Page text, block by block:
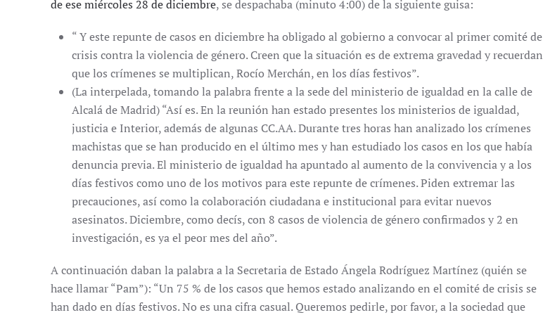
de ese miércoles 28 de diciembre, se despachaba (minuto 4:00) de la siguiente guisa:
“ Y este repunte de casos en diciembre ha obligado al gobierno a convocar al primer comité de
crisis contra la violencia de género. Creen que la situación es de extrema gravedad y recuerdan
que los crímenes se multiplican, Rocío Merchán, en los días festivos”.
(La interpelada, tomando la palabra frente a la sede del ministerio de igualdad en la calle de
Alcalá de Madrid) “Así es. En la reunión han estado presentes los ministerios de igualdad,
justicia e Interior, además de algunas CC.AA. Durante tres horas han analizado los crímenes
machistas que se han producido en el último mes y han estudiado los casos en los que había
denuncia previa. El ministerio de igualdad ha apuntado al aumento de la convivencia y a los
días festivos como uno de los motivos para este repunte de crímenes. Piden extremar las
precauciones, así como la colaboración ciudadana e institucional para evitar nuevos
asesinatos. Diciembre, como decís, con 8 casos de violencia de género confirmados y 2 en
investigación, es ya el peor mes del año”.
A continuación daban la palabra a la Secretaria de Estado Ángela Rodríguez Martínez (quién se
hace llamar “Pam”): “Un 75 % de los casos que hemos estado analizando en el comité de crisis se
han dado en días festivos. No es una cifra casual. Queremos pedirle, por favor, a la sociedad que